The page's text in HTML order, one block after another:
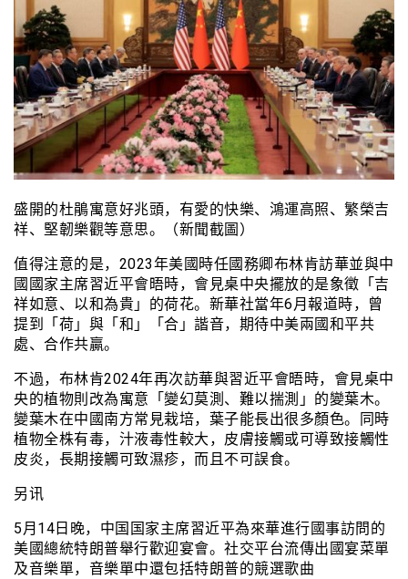
盛開的杜鵑寓意好兆頭，有愛的快樂、鴻運高照、繁榮吉
祥、堅韌樂觀等意思。（新聞截圖）
值得注意的是，2023年美國時任國務卿布林肯訪華並與中
國國家主席習近平會晤時，會見桌中央擺放的是象徵「吉
祥如意、以和為貴」的荷花。新華社當年6月報道時，曾
提到「荷」與「和」「合」諧音，期待中美兩國和平共
處、合作共贏。
不過，布林肯2024年再次訪華與習近平會晤時，會見桌中
央的植物則改為寓意「變幻莫測、難以揣測」的變葉木。
變葉木在中國南方常見栽培，葉子能長出很多顏色。同時
植物全株有毒，汁液毒性較大，皮膚接觸或可導致接觸性
皮炎，長期接觸可致濕疹，而且不可誤食。
另讯
5月14日晚，中国国家主席習近平為來華進行國事訪問的
美國總統特朗普舉行歡迎宴會。社交平台流傳出國宴菜單
及音樂單，音樂單中還包括特朗普的競選歌曲